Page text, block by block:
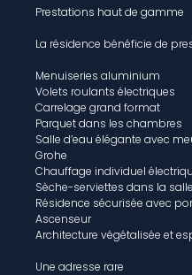
Prestations haut de gamme
La résidence bénéficie de
Menuiseries aluminium
Volets roulants électriques
Carrelage grand format
Parquet dans les chambres
Salle d’eau élégante avec
Grohe
Chauffage individuel
Sèche-serviettes dans la
Résidence sécurisée avec
Ascenseur
Architecture végétalisée et
Une adresse rare